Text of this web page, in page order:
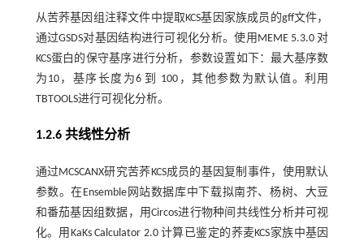
从苦荞基因组注释文件中提取KCS基因家族成员的gff文件，
通过GSDS对基因结构进行可视化分析。使用MEME 5.3.0 对
KCS蛋白的保守基序进行分析，参数设置如下：最大基序数
为10，基序长度为6 到 100，其他参数为默认值。利用
TBTOOLS进行可视化分析。
1.2.6 共线性分析
通过MCSCANX研究苦荞KCS成员的基因复制事件，使用默认
参数。在Ensemble网站数据库中下载拟南芥、杨树、大豆
和番茄基因组数据，用Circos进行物种间共线性分析并可视
化。用KaKs Calculator 2.0 计算已鉴定的荞麦KCS家族中基因